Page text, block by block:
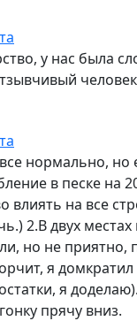
у нас была
нормально,
в песке
влиять на все
2.В двух
но не приятно,
я
я
прячу вниз.